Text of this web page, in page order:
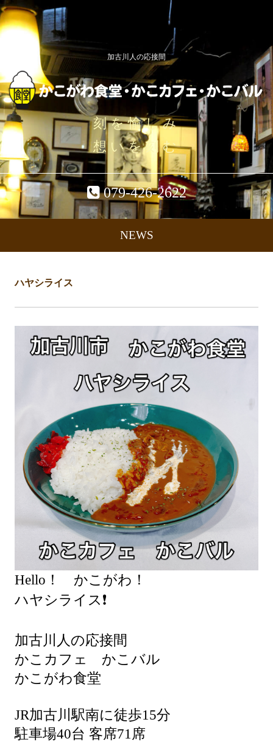
加古川人の応接間
刻を愉しみ
想いを刻む
079-426-2622
NEWS
ハヤシライス
Hello！ かこがわ！
ハヤシライス❗️
加古川人の応接間
かこカフェ かこバル
かこがわ食堂
JR加古川駅南に徒歩15分
駐車場40台 客席71席